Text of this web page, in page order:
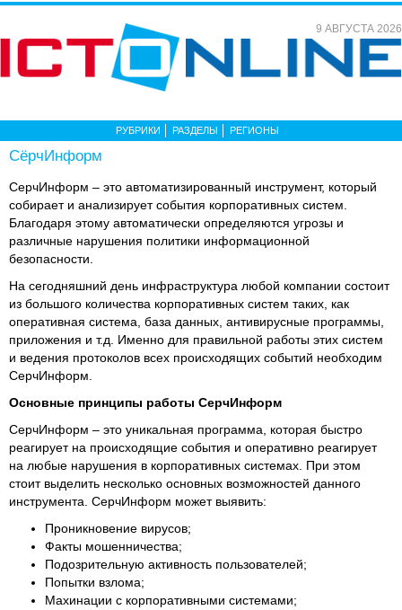
9 АВГУСТА 2026
РУБРИКИ РАЗДЕЛЫ РЕГИОНЫ
СёрчИнформ
СерчИнформ – это автоматизированный инструмент, который
собирает и анализирует события корпоративных систем.
Благодаря этому автоматически определяются угрозы и
различные нарушения политики информационной
безопасности.
На сегодняшний день инфраструктура любой компании состоит
из большого количества корпоративных систем таких, как
оперативная система, база данных, антивирусные программы,
приложения и т.д. Именно для правильной работы этих систем
и ведения протоколов всех происходящих событий необходим
СерчИнформ.
Основные принципы работы СерчИнформ
СерчИнформ – это уникальная программа, которая быстро
реагирует на происходящие события и оперативно реагирует
на любые нарушения в корпоративных системах. При этом
стоит выделить несколько основных возможностей данного
инструмента. СерчИнформ может выявить:
Проникновение вирусов;
Факты мошенничества;
Подозрительную активность пользователей;
Попытки взлома;
Махинации с корпоративными системами;